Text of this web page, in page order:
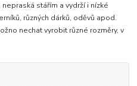
stářím a vydrží i nízké
různých dárků, oděvů apod.
nechat vyrobit různé rozměry, v